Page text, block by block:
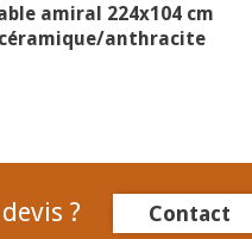
amiral 224x104 cm
anthracite
? Contact